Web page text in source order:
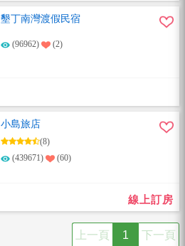
墾丁南灣渡假民宿
(96962) (2)
小島旅店
(8)
(439671)
(60)
線上訂房
上一頁 1 下一頁